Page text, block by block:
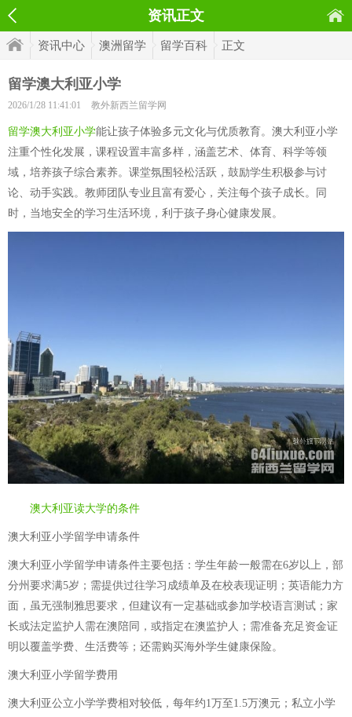
资讯正文
资讯中心 澳洲留学 留学百科 正文
留学澳大利亚小学
2026/1/28 11:41:01 教外新西兰留学网
留学澳大利亚小学能让孩子体验多元文化与优质教育。澳大利亚小学
注重个性化发展，课程设置丰富多样，涵盖艺术、体育、科学等领
域，培养孩子综合素养。课堂氛围轻松活跃，鼓励学生积极参与讨
论、动手实践。教师团队专业且富有爱心，关注每个孩子成长。同
时，当地安全的学习生活环境，利于孩子身心健康发展。
澳大利亚读大学的条件
澳大利亚小学留学申请条件
澳大利亚小学留学申请条件主要包括：学生年龄一般需在6岁以上，部
分州要求满5岁；需提供过往学习成绩单及在校表现证明；英语能力方
面，虽无强制雅思要求，但建议有一定基础或参加学校语言测试；家
长或法定监护人需在澳陪同，或指定在澳监护人；需准备充足资金证
明以覆盖学费、生活费等；还需购买海外学生健康保险。
澳大利亚小学留学费用
澳大利亚公立小学学费相对较低，每年约1万至1.5万澳元；私立小学